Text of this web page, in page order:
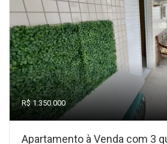
R$ 1.350.000
Apartamento à Venda com 3